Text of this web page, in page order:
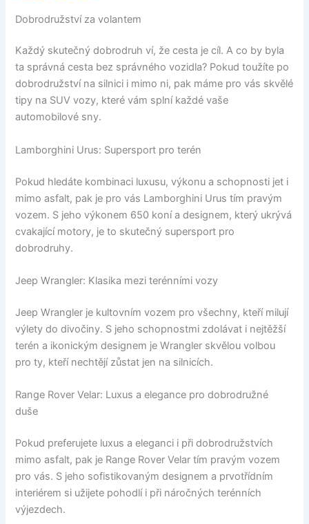
Dobrodružství za volantem
Každý skutečný dobrodruh ví, že cesta je cíl. A co by byla
ta správná cesta bez správného vozidla? Pokud toužíte po
dobrodružství na silnici i mimo ni, pak máme pro vás skvělé
tipy na SUV vozy, které vám splní každé vaše
automobilové sny.
Lamborghini Urus: Supersport pro terén
Pokud hledáte kombinaci luxusu, výkonu a schopnosti jet i
mimo asfalt, pak je pro vás Lamborghini Urus tím pravým
vozem. S jeho výkonem 650 koní a designem, který ukrývá
cvakající motory, je to skutečný supersport pro
dobrodruhy.
Jeep Wrangler: Klasika mezi terénními vozy
Jeep Wrangler je kultovním vozem pro všechny, kteří milují
výlety do divočiny. S jeho schopnostmi zdolávat i nejtěžší
terén a ikonickým designem je Wrangler skvělou volbou
pro ty, kteří nechtějí zůstat jen na silnicích.
Range Rover Velar: Luxus a elegance pro dobrodružné
duše
Pokud preferujete luxus a eleganci i při dobrodružstvích
mimo asfalt, pak je Range Rover Velar tím pravým vozem
pro vás. S jeho sofistikovaným designem a prvotřídním
interiérem si užijete pohodlí i při náročných terénních
výjezdech.